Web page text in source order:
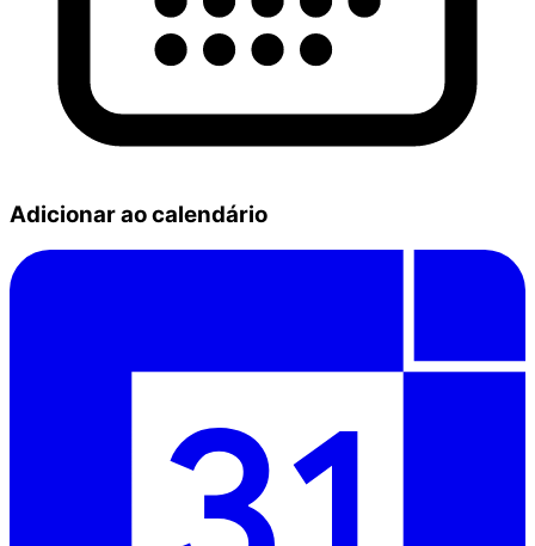
Adicionar ao calendário